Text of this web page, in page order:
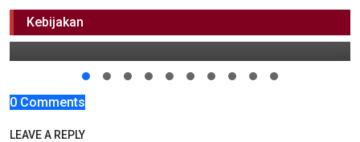
Kebijakan
Warga Terancam
24 Desember 2021 11:00
0 Comments
LEAVE A REPLY